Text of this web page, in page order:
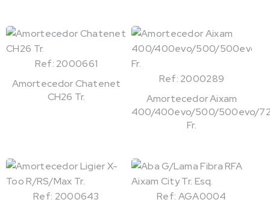
Ref: 2000661
Amortecedor Chatenet
CH26 Tr.
Ref: 2000289
Amortecedor Aixam
400/400evo/500/500evo/
Fr.
Ref: 2000643
Ref: AGA0004